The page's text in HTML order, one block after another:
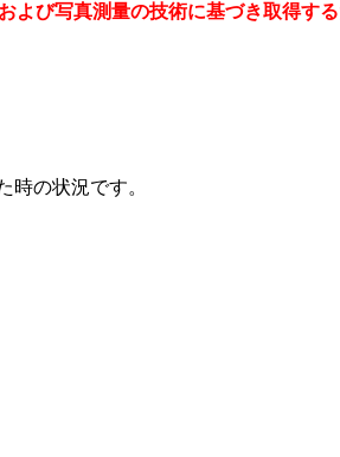
よび写真測量の技術に基づき取得す
時の状況です。